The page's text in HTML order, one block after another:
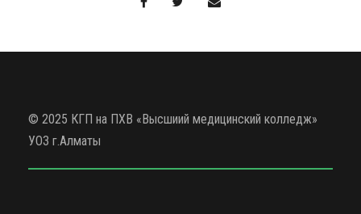
© 2025 КГП на ПХВ «Высшиий медицинский колледж»
УОЗ г.Алматы